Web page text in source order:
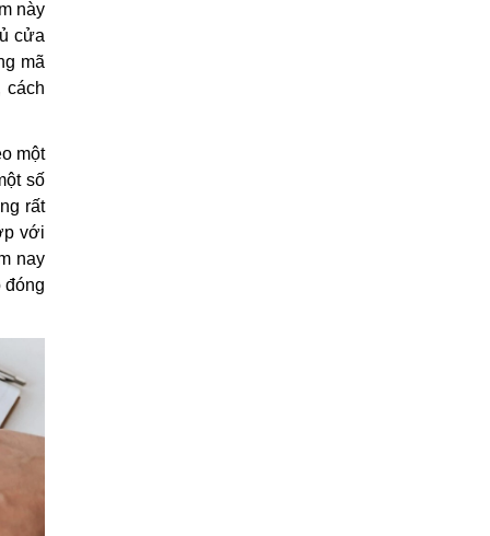
này
cửa
mã
cách
một
số
rất
với
nay
đóng